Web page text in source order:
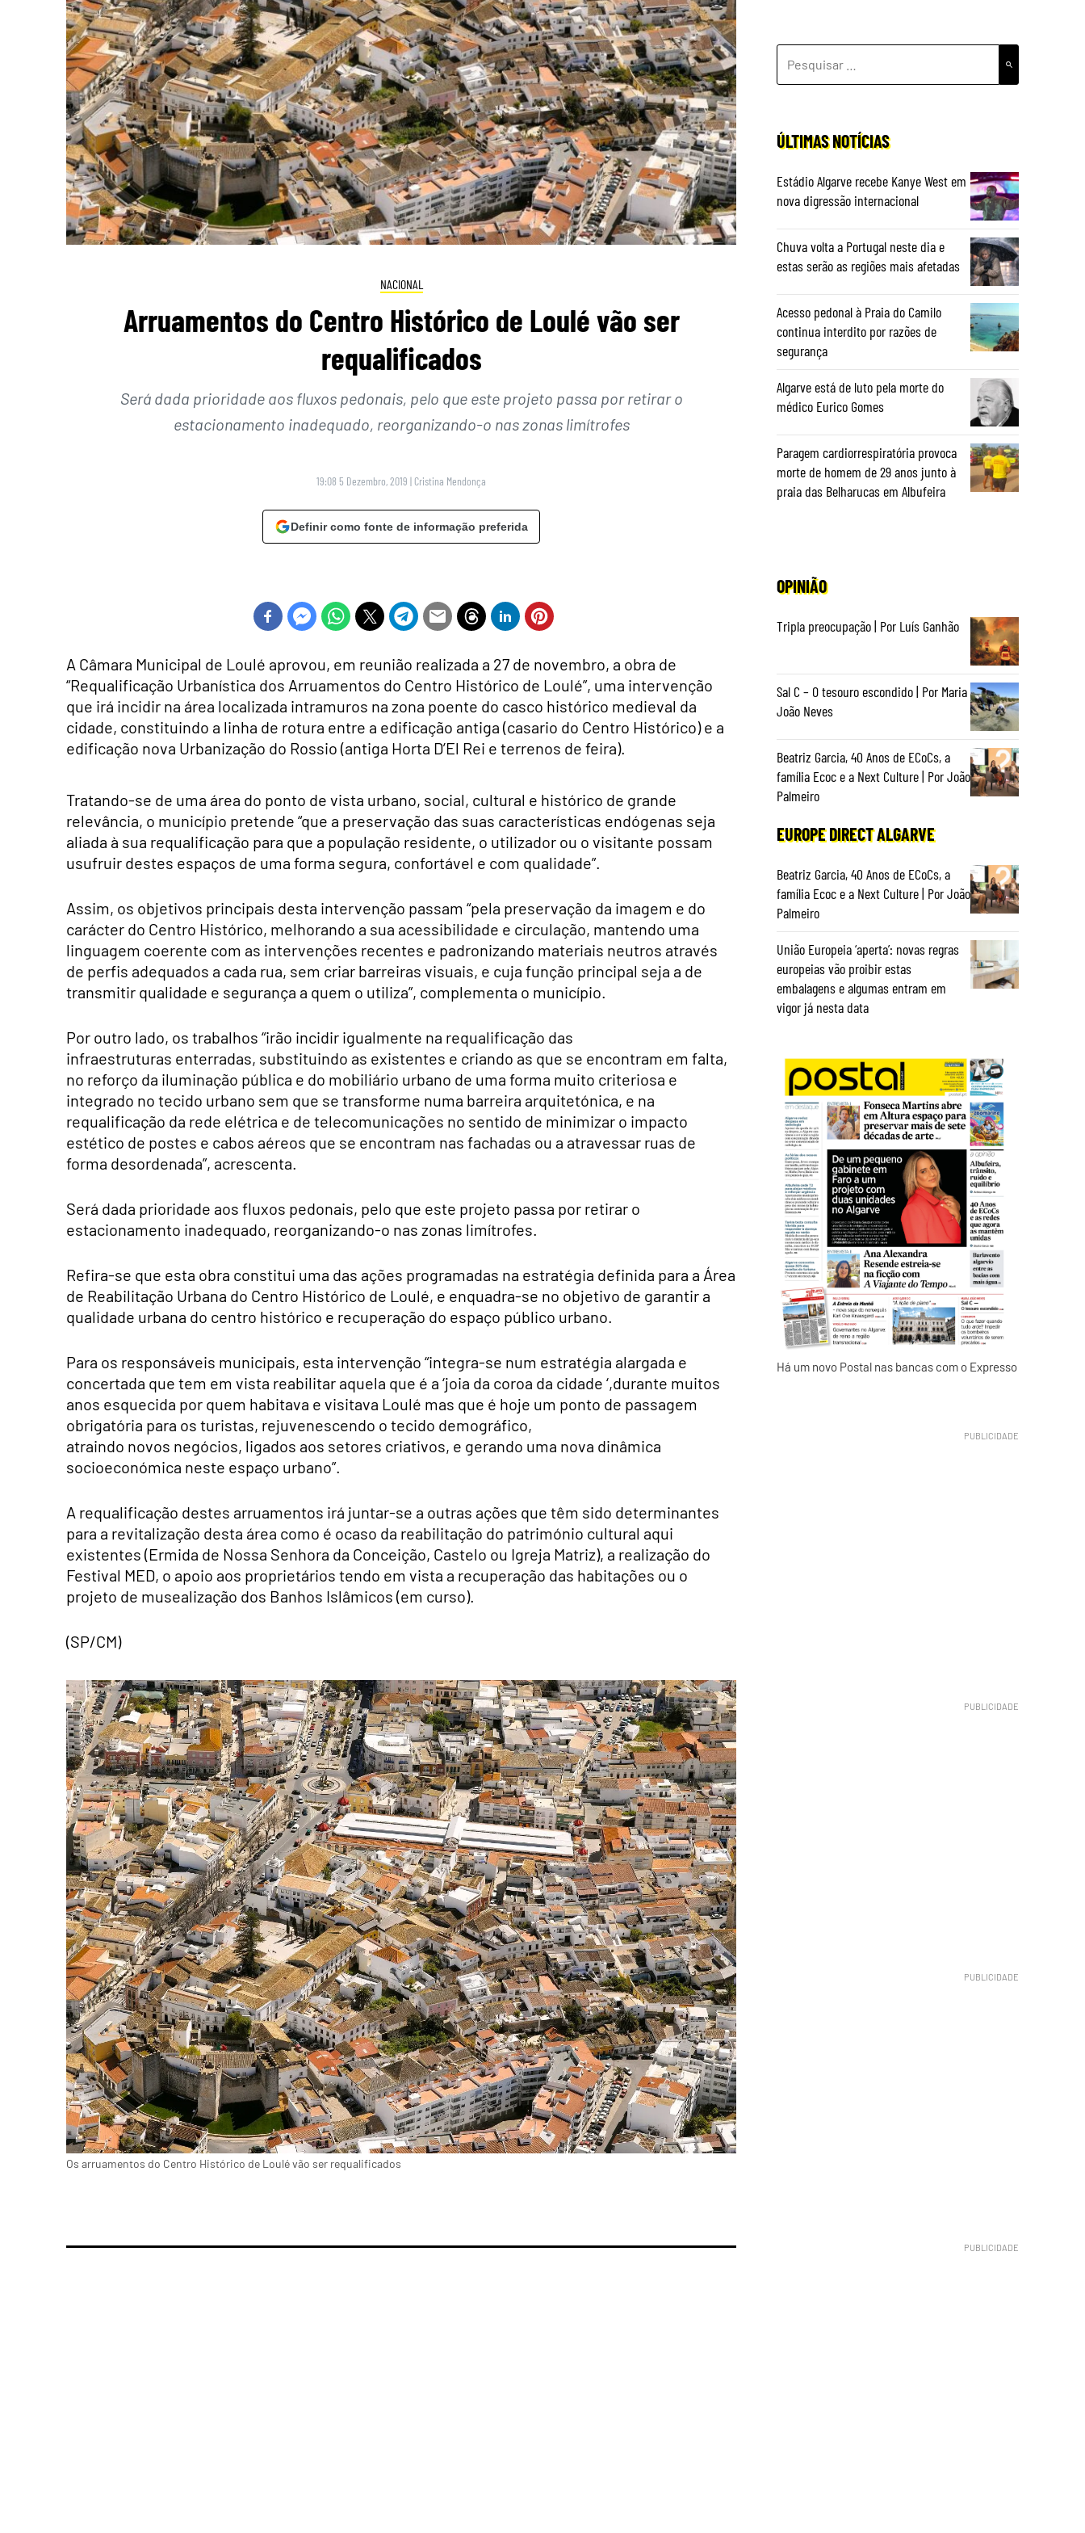
NACIONAL
Arruamentos do Centro Histórico de Loulé vão ser
requalificados
Será dada prioridade aos fluxos pedonais, pelo que este projeto passa por retirar o
estacionamento inadequado, reorganizando-o nas zonas limítrofes
19:08 5 Dezembro, 2019 | Cristina Mendonça
Definir como fonte de informação preferida
A Câmara Municipal de Loulé aprovou, em reunião realizada a 27 de novembro, a obra de
“Requalificação Urbanística dos Arruamentos do Centro Histórico de Loulé”, uma intervenção
que irá incidir na área localizada intramuros na zona poente do casco histórico medieval da
cidade, constituindo a linha de rotura entre a edificação antiga (casario do Centro Histórico) e a
edificação nova Urbanização do Rossio (antiga Horta D’El Rei e terrenos de feira).
Tratando-se de uma área do ponto de vista urbano, social, cultural e histórico de grande
relevância, o município pretende “que a preservação das suas características endógenas seja
aliada à sua requalificação para que a população residente, o utilizador ou o visitante possam
usufruir destes espaços de uma forma segura, confortável e com qualidade”.
Assim, os objetivos principais desta intervenção passam “pela preservação da imagem e do
carácter do Centro Histórico, melhorando a sua acessibilidade e circulação, mantendo uma
linguagem coerente com as intervenções recentes e padronizando materiais neutros através
de perfis adequados a cada rua, sem criar barreiras visuais, e cuja função principal seja a de
transmitir qualidade e segurança a quem o utiliza”, complementa o município.
Por outro lado, os trabalhos “irão incidir igualmente na requalificação das
infraestruturas enterradas, substituindo as existentes e criando as que se encontram em falta,
no reforço da iluminação pública e do mobiliário urbano de uma forma muito criteriosa e
integrado no tecido urbano sem que se transforme numa barreira arquitetónica, e na
requalificação da rede elétrica e de telecomunicações no sentido de minimizar o impacto
estético de postes e cabos aéreos que se encontram nas fachadas ou a atravessar ruas de
forma desordenada”, acrescenta.
Será dada prioridade aos fluxos pedonais, pelo que este projeto passa por retirar o
estacionamento inadequado, reorganizando-o nas zonas limítrofes.
Refira-se que esta obra constitui uma das ações programadas na estratégia definida para a Área
de Reabilitação Urbana do Centro Histórico de Loulé, e enquadra-se no objetivo de garantir a
qualidade urbana do centro histórico e recuperação do espaço público urbano.
Para os responsáveis municipais, esta intervenção “integra-se num estratégia alargada e
concertada que tem em vista reabilitar aquela que é a ‘joia da coroa da cidade ‘,durante muitos
anos esquecida por quem habitava e visitava Loulé mas que é hoje um ponto de passagem
obrigatória para os turistas, rejuvenescendo o tecido demográfico,
atraindo novos negócios, ligados aos setores criativos, e gerando uma nova dinâmica
socioeconómica neste espaço urbano”.
A requalificação destes arruamentos irá juntar-se a outras ações que têm sido determinantes
para a revitalização desta área como é ocaso da reabilitação do património cultural aqui
existentes (Ermida de Nossa Senhora da Conceição, Castelo ou Igreja Matriz), a realização do
Festival MED, o apoio aos proprietários tendo em vista a recuperação das habitações ou o
projeto de musealização dos Banhos Islâmicos (em curso).
(SP/CM)
Os arruamentos do Centro Histórico de Loulé vão ser requalificados
POR:
ÚLTIMAS NOTÍCIAS
Estádio Algarve recebe Kanye West em
nova digressão internacional
Chuva volta a Portugal neste dia e
estas serão as regiões mais afetadas
Acesso pedonal à Praia do Camilo
continua interdito por razões de
segurança
Algarve está de luto pela morte do
médico Eurico Gomes
Paragem cardiorrespiratória provoca
morte de homem de 29 anos junto à
praia das Belharucas em Albufeira
OPINIÃO
Tripla preocupação | Por Luís Ganhão
Sal C – O tesouro escondido | Por Maria
João Neves
Beatriz Garcia, 40 Anos de ECoCs, a
família Ecoc e a Next Culture | Por João
Palmeiro
EUROPE DIRECT ALGARVE
Beatriz Garcia, 40 Anos de ECoCs, a
família Ecoc e a Next Culture | Por João
Palmeiro
União Europeia ‘aperta’: novas regras
europeias vão proibir estas
embalagens e algumas entram em
vigor já nesta data
Há um novo Postal nas bancas com o Expresso